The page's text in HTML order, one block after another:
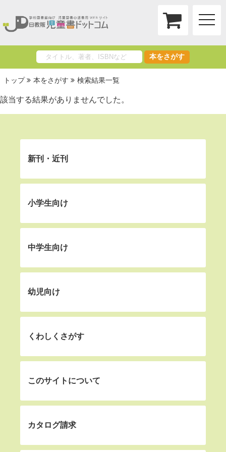
toggle
本をさがす
トップ 本をさがす 検索結果一覧
該当する結果がありませんでした。
新刊・近刊
小学生向け
中学生向け
幼児向け
くわしくさがす
このサイトについて
カタログ請求